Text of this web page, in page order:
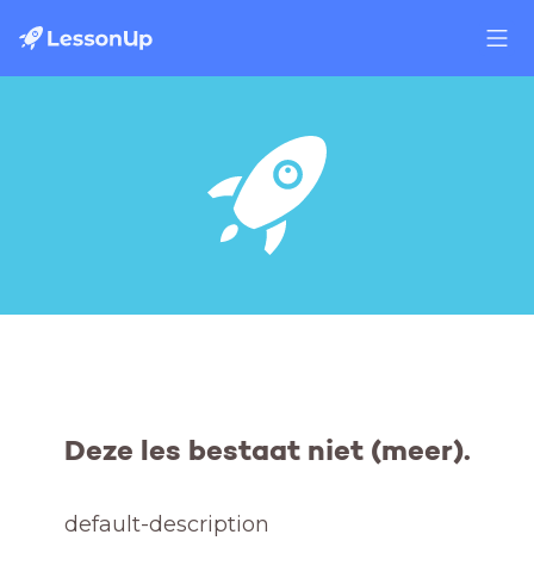
Deze les bestaat niet (meer).
default-description